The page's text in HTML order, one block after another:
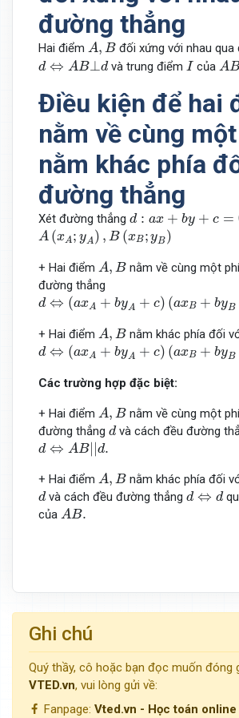
đường thẳng
Hai điểm A, B
A B đối xứng với nhau qua
d ⇔ AB⊥d
d ⇔ B ⊥ d và trung điểm I
I của A
A B
Điều kiện để hai
nằm về cùng
nằm khác phía
đường thẳng
Xét đường thẳng d : ax + by + c =
d a x+ y+c= 0
A (xA; yA) , B (xB; yB)
A x ; y ),B xB;y
+ Hai điểm A, B
A B nằm về cùng một
đường thẳng
d ⇔ (axA + byA + c) (axB + byB
d⇔ a by A ( B + + c)
+ Hai điểm A, B
A B nằm khác phía đối
d ⇔ (axA + byA + c) (axB + byB
d ⇔ a yA ( B + by + c) 0.
Các trường hợp đặc biệt:
+ Hai điểm A, B
A B nằm về cùng một
đường thẳng d
dvà cách đều đường
d ⇔ AB||d.
d⇔ AB ||d.
+ Hai điểm A, B
A B nằm khác phía đối
d
dvà cách đều đường thẳngd ⇔ d
d ⇔
của AB.
A B.
Ghi chú
Quý thầy, cô hoặc bạn đọc muốn đóng
VTED.vn, vui lòng gửi về:
Fanpage: Vted.vn - Học toán